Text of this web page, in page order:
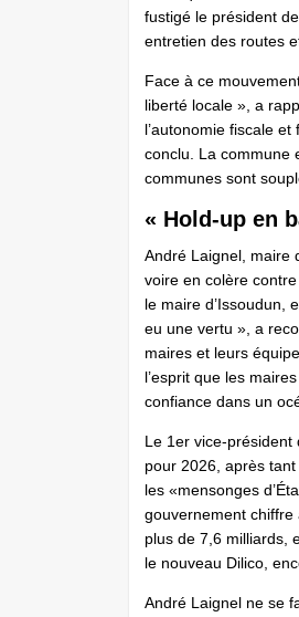
fustigé le président
entretien des routes
Face à ce
liberté locale », a
l’autonomie fiscale
conclu. La commune
communes sont
« Hold-up en
André Laignel, maire
voire en colère
le maire d’Issoudun,
eu une vertu », a
maires et leurs
l’esprit que les
confiance dans un
Le 1er vice-président
pour 2026, après
les «mensonges
gouvernement chiffre
plus de 7,6 milliards,
le nouveau Dilico,
André Laignel ne se